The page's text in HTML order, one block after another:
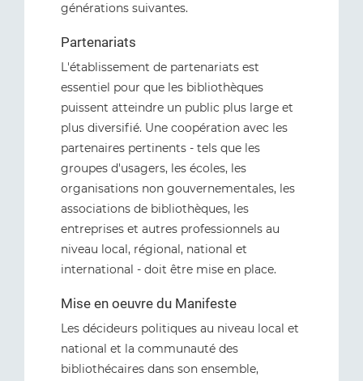
générations suivantes.
Partenariats
L'établissement de partenariats est
essentiel pour que les bibliothèques
puissent atteindre un public plus large et
plus diversifié. Une coopération avec les
partenaires pertinents - tels que les
groupes d'usagers, les écoles, les
organisations non gouvernementales, les
associations de bibliothèques, les
entreprises et autres professionnels au
niveau local, régional, national et
international - doit être mise en place.
Mise en oeuvre du Manifeste
Les décideurs politiques au niveau local et
national et la communauté des
bibliothécaires dans son ensemble,